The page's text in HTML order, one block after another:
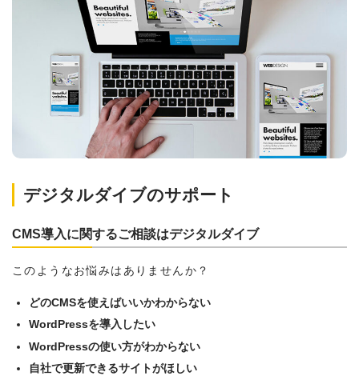
デジタルダイブのサポート
CMS導入に関するご相談はデジタルダイブ
このようなお悩みはありませんか？
どのCMSを使えばいいかわからない
WordPressを導入したい
WordPressの使い方がわからない
自社で更新できるサイトがほしい